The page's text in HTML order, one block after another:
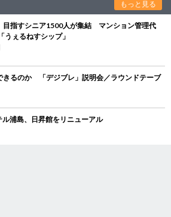
もっと見る
目指すシニア1500人が集結 マンション管理代
うぇるねすシップ」
きるのか 「デジブレ」説明会／ラウンドテーブ
浦島、日昇館をリニューアル